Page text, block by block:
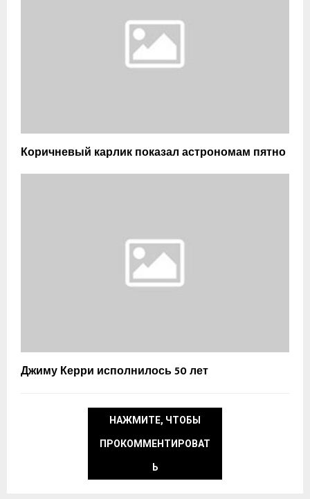
Коричневый карлик показал астрономам пятно
Джиму Керри исполнилось 50 лет
НАЖМИТЕ, ЧТОБЫ
ПРОКОММЕНТИРОВАТ
Ь